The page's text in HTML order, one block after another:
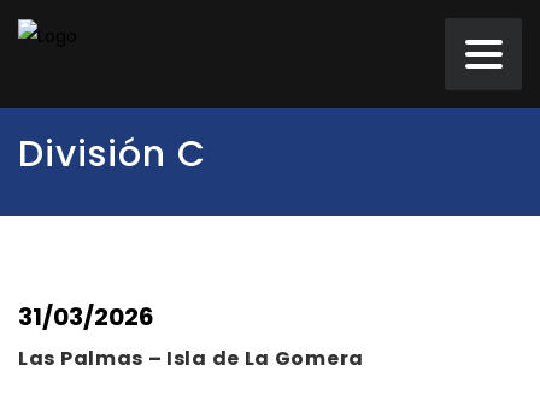
División C
31/03/2026
Las Palmas – Isla de La Gomera